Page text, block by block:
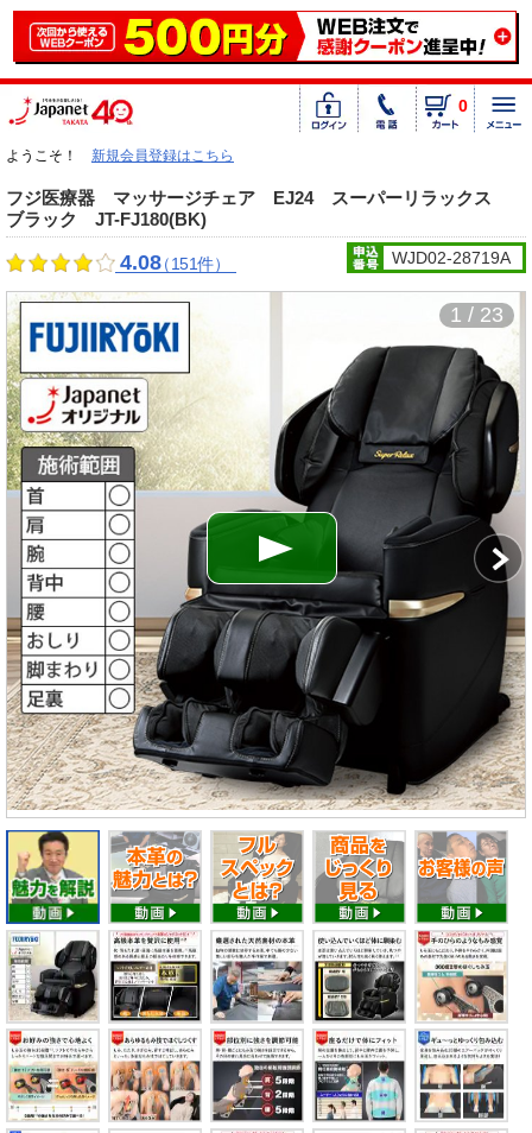
0
ようこそ！ 新規会員登録はこちら
フジ医療器 マッサージチェア EJ24 スーパーリラックス
ブラック JT-FJ180(BK)
4.08（151件） WJD02-28719A
1 / 23